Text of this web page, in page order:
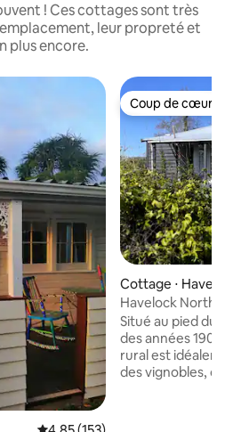
! Ces cottages sont très
leur propreté et
plus encore.
Coup de cœur
Coup de cœur
Cottage ⋅
Havelock North
biologique.
Situé au pied du
des années 1900
rural est
des vignobles,